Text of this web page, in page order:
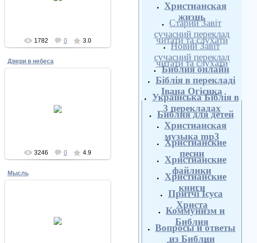
1782 0 3.0
Двери в небеса
3246 0 4.9
Мысль
Христианская
жизнь
Старий Завіт
сучасний переклад
читати та слухати
Новий Завіт
сучасний переклад
читати та слухати
Библия онлайн
Біблія в перекладі
Івана Огієнка
Українська Біблія в
3 перекладах
Библия для детей
Христианская
музыка mp3
Христианские
песни
Христианские
файлики
Христианские
книги
Притчі Ісуса
Христа
Коммунизм и
Библия
Вопросы и ответы
из Библии